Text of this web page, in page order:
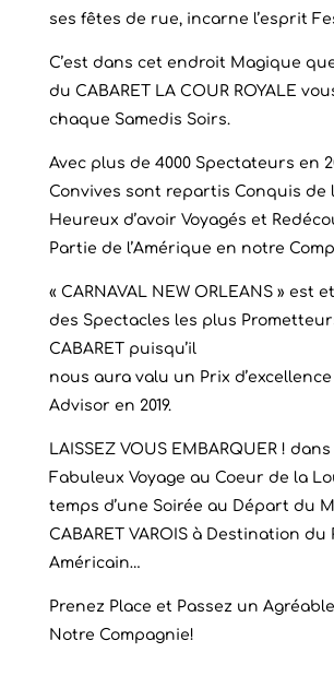
ses fêtes de rue, incarne l’esprit
C’est dans cet endroit Magique
du CABARET LA COUR ROYALE
chaque Samedis Soirs.
Avec plus de 4000 Spectateurs en
Convives sont repartis Conquis de
Heureux d’avoir Voyagés et
Partie de l’Amérique en notre
« CARNAVAL NEW ORLEANS » est
des Spectacles les plus
CABARET puisqu’il
nous aura valu un Prix
Advisor en 2019.
LAISSEZ VOUS EMBARQUER !
Fabuleux Voyage au Coeur de la
temps d’une Soirée au Départ du
CABARET VAROIS à Destination du
Américain…
Prenez Place et Passez un
Notre Compagnie!